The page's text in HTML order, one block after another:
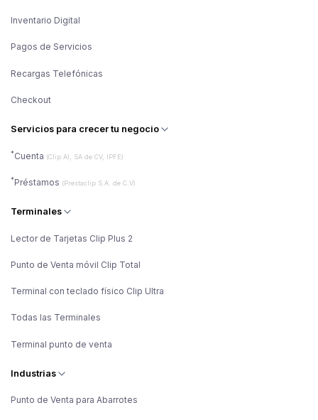
Terminales
Lector de Tarjetas Clip Plus 2
Punto de Venta móvil Clip Total
Terminal con teclado físico Clip Ultra
Todas las Terminales
Terminal punto de venta
Industrias
Punto de Venta para Abarrotes
Inventario Digital
Pagos de Servicios
Recargas Telefónicas
Checkout
Servicios para crecer tu negocio
*Cuenta (Clip AI, SA de CV, IPFE)
*Préstamos (Prestaclip S.A. de C.V)